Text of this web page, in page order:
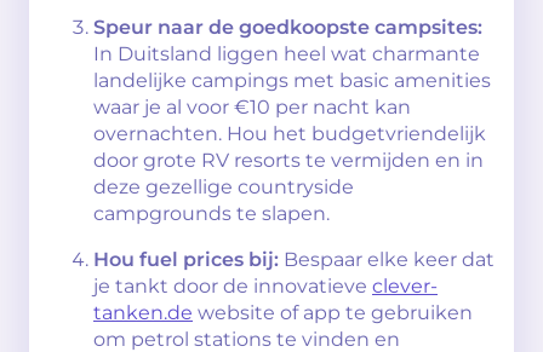
Speur naar de goedkoopste campsites:
In Duitsland liggen heel wat charmante
landelijke campings met basic amenities
waar je al voor €10 per nacht kan
overnachten. Hou het budgetvriendelijk
door grote RV resorts te vermijden en in
deze gezellige countryside
campgrounds te slapen.
Hou fuel prices bij: Bespaar elke keer dat
je tankt door de innovatieve clever-
tanken.de website of app te gebruiken
om petrol stations te vinden en